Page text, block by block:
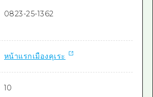
0823-25-1362
หน้าแรกเมืองคุเระ
10